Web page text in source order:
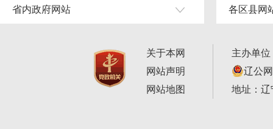
省内政府网站 各区县网
关于本网
网站声明
网站地图
主办单
辽公
地址：辽